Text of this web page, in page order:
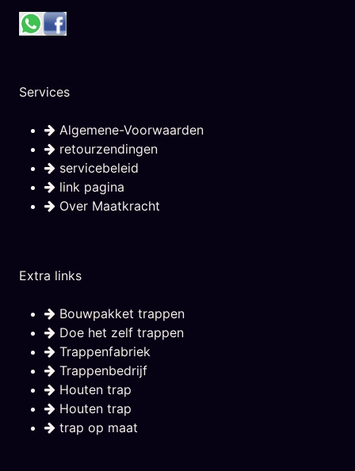
Services
Algemene-Voorwaarden
retourzendingen
servicebeleid
link pagina
Over Maatkracht
Extra links
Bouwpakket trappen
Doe het zelf trappen
Trappenfabriek
Trappenbedrijf
Houten trap
Houten trap
trap op maat